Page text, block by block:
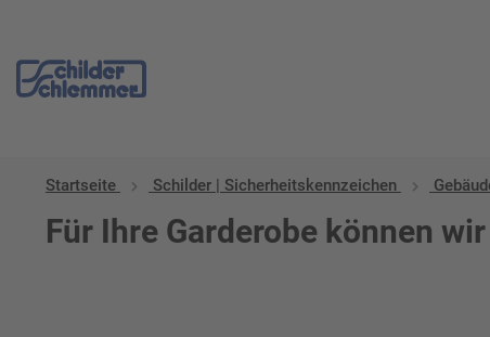
Startseite Schilder | Sicherheitskennzeichen
Für Ihre Garderobe können